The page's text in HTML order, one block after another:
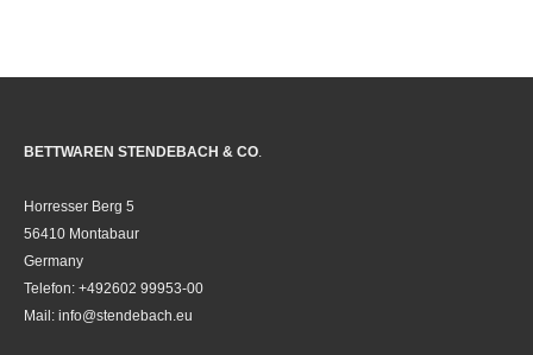
BETTWAREN STENDEBACH & CO
Horresser Berg 5
56410 Montabaur
Germany
Telefon: +492602 99953-00
Mail: info@stendebach.eu